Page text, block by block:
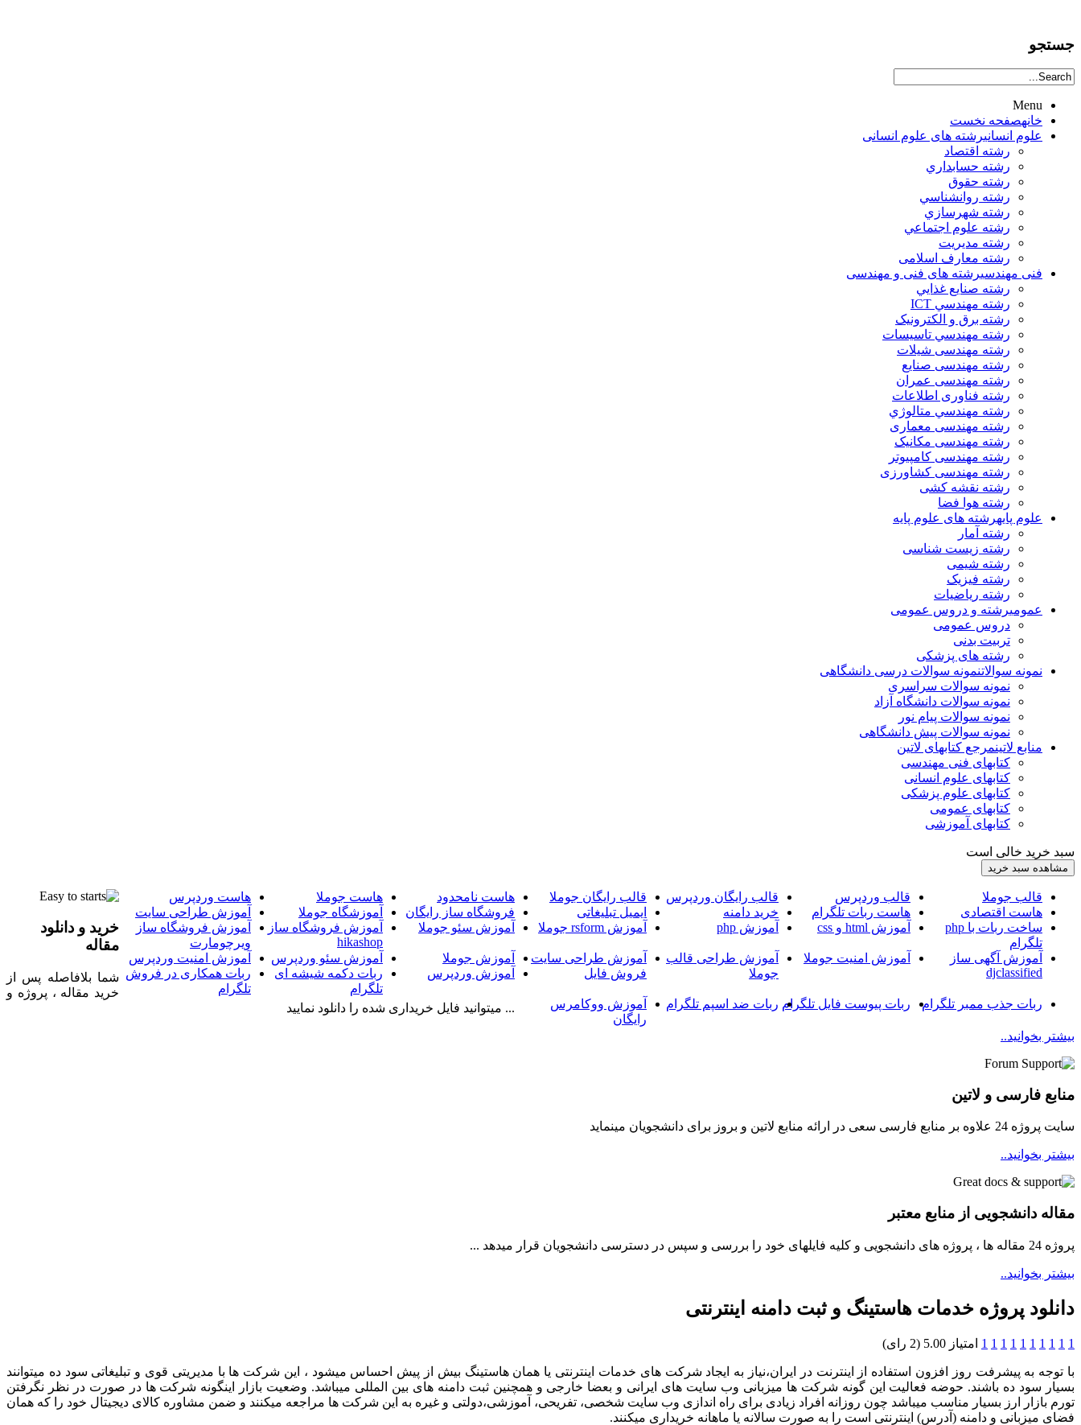
جستجو
Menu
خانهصفحه نخست
علوم انسانيرشته های علوم انسانی
رشته اقتصاد
رشته حسابداري
رشته حقوق
رشته روانشناسي
رشته شهرسازي
رشته علوم اجتماعي
رشته مديريت
رشته معارف اسلامی
فنی مهندسیرشته های فنی و مهندسی
رشته صنايع غذايي
رشته مهندسي ICT
رشته برق و الکترونيک
رشته مهندسي تاسيسات
رشته مهندسی شیلات
رشته مهندسی صنایع
رشته مهندسی عمران
رشته فناوری اطلاعات
رشته مهندسي متالوژي
رشته مهندسی معماری
رشته مهندسی مکانیک
رشته مهندسی کامپیوتر
رشته مهندسی کشاورزی
رشته نقشه کشی
رشته هوا فضا
علوم پایهرشته های علوم پایه
رشته آمار
رشته زیست شناسی
رشته شیمی
رشته فیزیک
رشته ریاضیات
عمومیرشته و دروس عمومی
دروس عمومی
تربیت بدنی
رشته های پزشکی
نمونه سوالاتنمونه سوالات درسی دانشگاهی
نمونه سوالات سراسری
نمونه سوالات دانشگاه آزاد
نمونه سوالات پیام نور
نمونه سوالات پیش دانشگاهی
منابع لاتینمرجع کتابهای لاتین
کتابهای فنی مهندسی
کتابهای علوم انسانی
کتابهای علوم پزشکی
کتابهای عمومی
کتابهای آموزشی
سبد خرید خالی است
قالب جوملا قالب وردپرس قالب رایگان وردپرس قالب رایگان جوملا هاست نامحدود هاست جوملا
هاست وردپرس
هاست اقتصادی
هاست ربات تلگرام خرید دامنه ایمیل تبلیغاتی فروشگاه ساز رایگان آموزشگاه جوملا
آموزش طراحی سایت
ساخت ربات با php
تلگرام
آموزش html و css آموزش php آموزش rsform جوملا آموزش سئو جوملا
آموزش فروشگاه ساز
hikashop
آموزش فروشگاه ساز
ویرچومارت
آموزش آگهی ساز
djclassified
آموزش امنیت جوملا
آموزش طراحی قالب
جوملا
آموزش طراحی سایت
فروش فایل
آموزش جوملا آموزش سئو وردپرس
آموزش امنیت وردپرس
آموزش وردپرس
ربات دکمه شیشه ای
تلگرام
ربات همکاری در فروش
تلگرام
ربات جذب ممبر تلگرام
ربات پیوست فایل تلگرام ربات ضد اسپم تلگرام
آموزش ووکامرس
رایگان
خرید و دانلود
مقاله
شما بلافاصله پس از
خرید مقاله ، پروژه و
... میتوانید فایل خریداری شده را دانلود نمایید
بیشتر بخوانید..
منابع فارسی و لاتین
سایت پروژه 24 علاوه بر منابع فارسی سعی در ارائه منابع لاتین و بروز برای دانشجویان مینماید
بیشتر بخوانید..
مقاله دانشجویی از منابع معتبر
پروژه 24 مقاله ها ، پروژه های دانشجویی و کلیه فایلهای خود را بررسی و سپس در دسترسی دانشجویان قرار میدهد ...
بیشتر بخوانید..
دانلود پروژه خدمات هاستینگ و ثبت دامنه اینترنتی
1
1
1
1
1
1
1
1
1
1 امتیاز 5.00 (2 رای)
با توجه به پیشرفت روز افزون استفاده از اینترنت در ایران،نیاز به ایجاد شرکت های خدمات اینترنتی یا همان هاستینگ بیش از پیش احساس میشود ، این شرکت ها با مدیریتی قوی و تبلیغاتی سود ده میتوانند
بسیار سود ده باشند. حوضه فعالیت این گونه شرکت ها میزبانی وب سایت های ایرانی و بعضا خارجی و همچنین ثبت دامنه های بین المللی میباشد. وضعیت بازار اینگونه شرکت ها در صورت در نظر نگرفتن
تورم بازار ارز بسیار مناسب میباشد چون روزانه افراد زیادی برای راه اندازی وب سایت شخصی، تفریحی، آموزشی،دولتی و غیره به این شرکت ها مراجعه میکنند و ضمن مشاوره کالای دیجیتال خود را که همان
فضای میزبانی و دامنه (آدرس) اینترنتی است را به صورت سالانه یا ماهانه خریداری میکنند.